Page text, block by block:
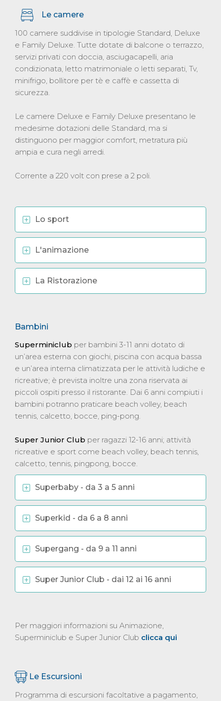
Le camere
100 camere suddivise in tipologie Standard, Deluxe
e Family Deluxe. Tutte dotate di balcone o terrazzo,
servizi privati con doccia, asciugacapelli, aria
condizionata, letto matrimoniale o letti separati, Tv,
minifrigo, bollitore per tè e caffè e cassetta di
sicurezza.
Le camere Deluxe e Family Deluxe presentano le
medesime dotazioni delle Standard, ma si
distinguono per maggior comfort, metratura più
ampia e cura negli arredi.
Corrente a 220 volt con prese a 2 poli.
Lo sport
L'animazione
La Ristorazione
Bambini
Superminiclub per bambini 3-11 anni dotato di
un’area esterna con giochi, piscina con acqua bassa
e un’area interna climatizzata per le attività ludiche e
ricreative; è prevista inoltre una zona riservata ai
piccoli ospiti presso il ristorante. Dai 6 anni compiuti i
bambini potranno praticare beach volley, beach
tennis, calcetto, bocce, ping-pong.
Super Junior Club per ragazzi 12-16 anni; attività
ricreative e sport come beach volley, beach tennis,
calcetto, tennis, pingpong, bocce.
Superbaby - da 3 a 5 anni
Superkid - da 6 a 8 anni
Supergang - da 9 a 11 anni
Super Junior Club - dai 12 ai 16 anni
Per maggiori informazioni su Animazione,
Superminiclub e Super Junior Club clicca qui
Le Escursioni
Programma di escursioni facoltative a pagamento,